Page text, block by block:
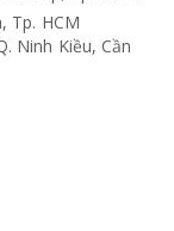
Tp. HCM
Ninh Kiều, Cần